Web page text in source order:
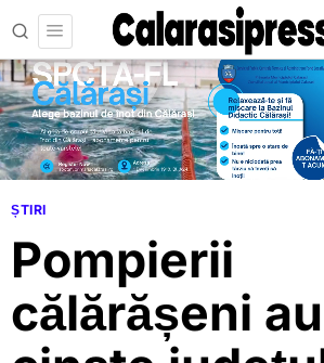
ȘTIRI
Pompierii
călărășeni